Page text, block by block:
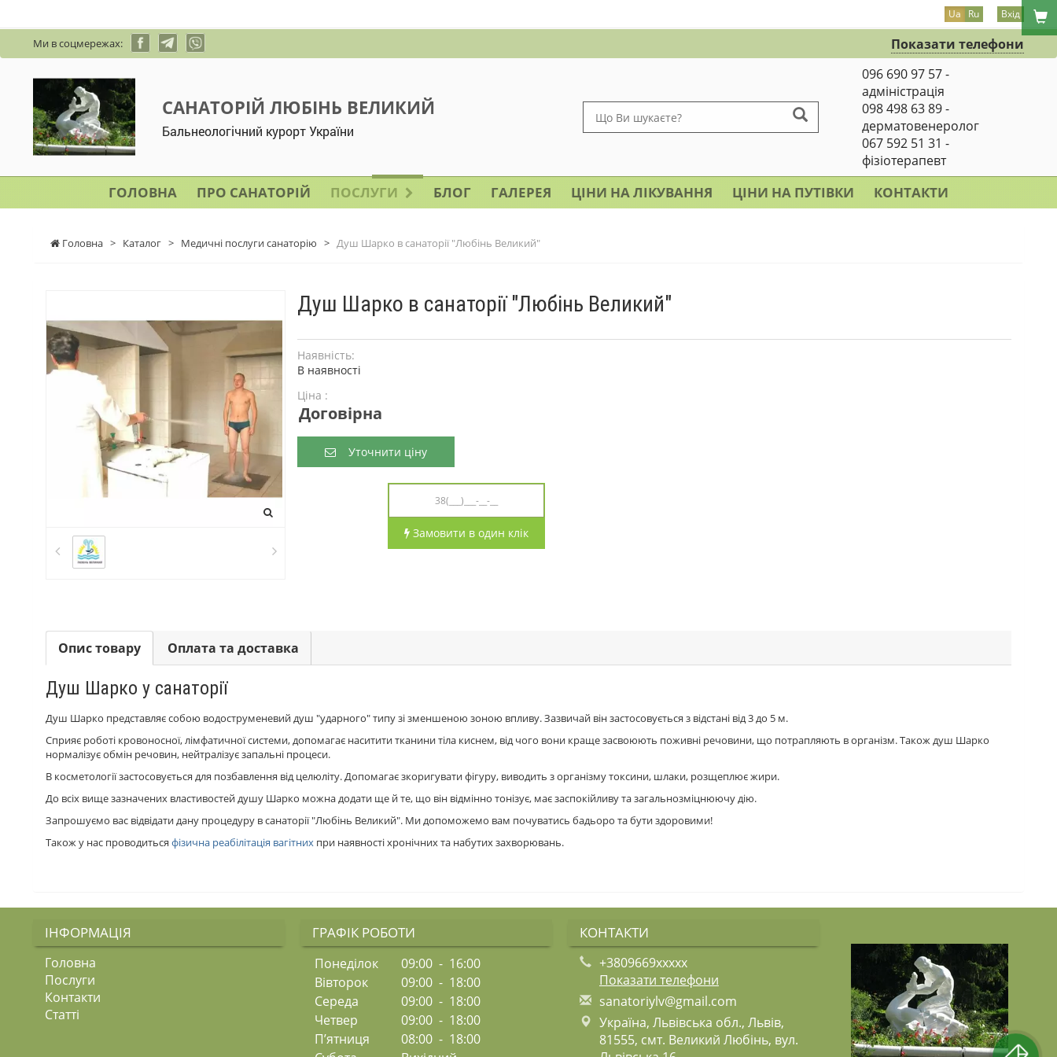
Ua Ru Вхід
Ми в соцмережах: Показати телефони
САНАТОРІЙ ЛЮБІНЬ ВЕЛИКИЙ
Бальнеологічний курорт України
096 690 97 57 -
адміністрація
098 498 63 89 -
дерматовенеролог
067 592 51 31 -
фізіотерапевт
ГОЛОВНА ПРО САНАТОРІЙ ПОСЛУГИ БЛОГ ГАЛЕРЕЯ ЦІНИ НА ЛІКУВАННЯ ЦІНИ НА ПУТІВКИ КОНТАКТИ
Головна > Каталог > Медичні послуги санаторію > Душ Шарко в санаторії "Любінь Великий"
Душ Шарко в санаторії "Любінь Великий"
Наявність:
В наявності
Ціна :
Договірна
Уточнити ціну
Замовити в один клік
Опис товару Оплата та доставка
Душ Шарко у санаторії
Душ Шарко представляє собою водоструменевий душ "ударного" типу зі зменшеною зоною впливу. Зазвичай він застосовується з відстані від 3 до 5 м.
Сприяє роботі кровоносної, лімфатичної системи, допомагає наситити тканини тіла киснем, від чого вони краще засвоюють поживні речовини, що потрапляють в організм. Також душ Шарко
нормалізує обмін речовин, нейтралізує запальні процеси.
В косметології застосовується для позбавлення від целюліту. Допомагає зкоригувати фігуру, виводить з організму токсини, шлаки, розщеплює жири.
До всіх вище зазначених властивостей душу Шарко можна додати ще й те, що він відмінно тонізує, має заспокійливу та загальнозміцнюючу дію.
Запрошуємо вас відвідати дану процедуру в санаторії "Любінь Великий". Ми допоможемо вам почуватись бадьоро та бути здоровими!
Також у нас проводиться фізична реабілітація вагітних при наявності хронічних та набутих захворювань.
ІНФОРМАЦІЯ
Головна
Послуги
Контакти
Статті
ГРАФІК РОБОТИ
Понеділок
09:00 - 16:00
Вівторок
09:00 - 18:00
Середа
09:00 - 18:00
Четвер
09:00 - 18:00
П’ятниця
08:00 - 18:00
КОНТАКТИ
+3809669xxxxx
Показати телефони
sanatoriylv@gmail.com
Україна, Львівська обл., Львів,
81555, смт. Великий Любінь, вул.